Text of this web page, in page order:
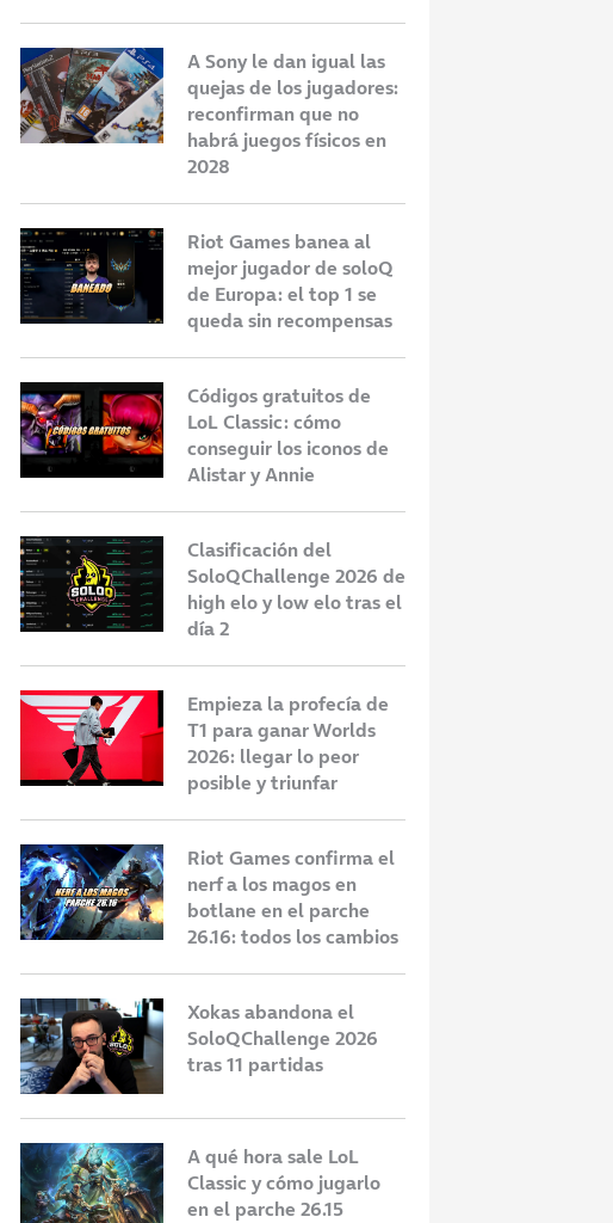
A Sony le dan igual las
quejas de los jugadores:
reconfirman que no
habrá juegos físicos en
2028
Riot Games banea al
mejor jugador de soloQ
de Europa: el top 1 se
queda sin recompensas
Códigos gratuitos de
LoL Classic: cómo
conseguir los iconos de
Alistar y Annie
Clasificación del
SoloQChallenge 2026 de
high elo y low elo tras el
día 2
Empieza la profecía de
T1 para ganar Worlds
2026: llegar lo peor
posible y triunfar
Riot Games confirma el
nerf a los magos en
botlane en el parche
26.16: todos los cambios
Xokas abandona el
SoloQChallenge 2026
tras 11 partidas
A qué hora sale LoL
Classic y cómo jugarlo
en el parche 26.15